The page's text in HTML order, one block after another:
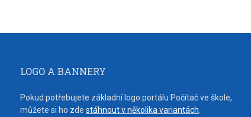
LOGO A BANNERY
Pokud potřebujete základní logo portálu Počítač ve škole,
můžete si ho zde stáhnout v několika variantách